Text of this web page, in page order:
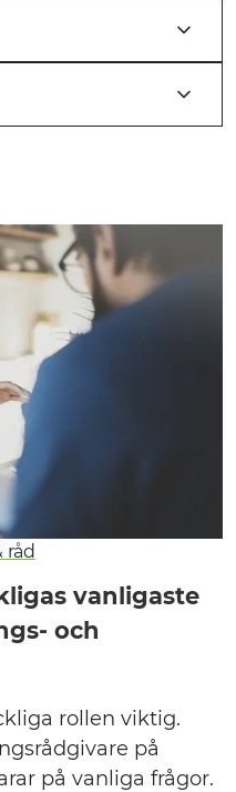
råd
vanligaste
och
rollen viktig.
på
på vanliga frågor.